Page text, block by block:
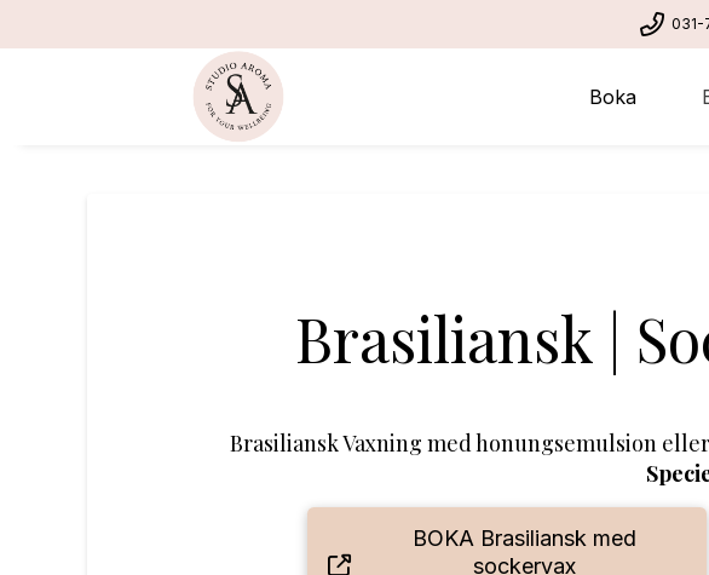
031-
Boka
Brasiliansk |
Brasiliansk Vaxning med honungsemulsion
BOKA Brasiliansk med
sockervax